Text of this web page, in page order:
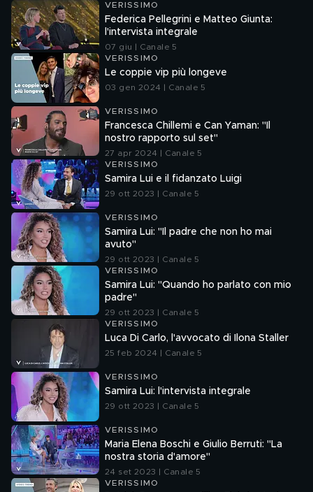
VERISSIMO
Federica Pellegrini e Matteo Giunta:
l'intervista integrale
07 giu | Canale 5
VERISSIMO
Le coppie vip più longeve
03 gen 2024 | Canale 5
VERISSIMO
Francesca Chillemi e Can Yaman: "Il
nostro rapporto sul set"
27 apr 2024 | Canale 5
VERISSIMO
Samira Lui e il fidanzato Luigi
29 ott 2023 | Canale 5
VERISSIMO
Samira Lui: "Il padre che non ho mai
avuto"
29 ott 2023 | Canale 5
VERISSIMO
Samira Lui: "Quando ho parlato con mio
padre"
29 ott 2023 | Canale 5
VERISSIMO
Luca Di Carlo, l'avvocato di Ilona Staller
25 feb 2024 | Canale 5
VERISSIMO
Samira Lui: l'intervista integrale
29 ott 2023 | Canale 5
VERISSIMO
Maria Elena Boschi e Giulio Berruti: "La
nostra storia d'amore"
24 set 2023 | Canale 5
VERISSIMO